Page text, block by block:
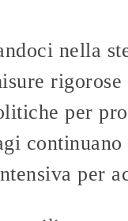
nella
per
per